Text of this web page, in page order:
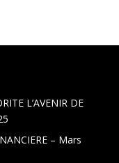
L’AVENIR DE
– Mars